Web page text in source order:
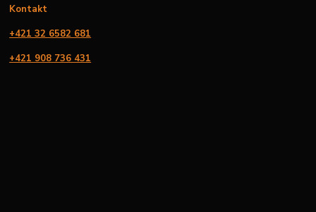
Kontakt
+421 32 6582 681
+421 908 736 431